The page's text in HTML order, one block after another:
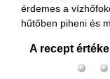
érdemes a
hűtőben piheni és
A recept